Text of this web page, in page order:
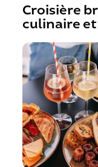
Croisière
culinaire